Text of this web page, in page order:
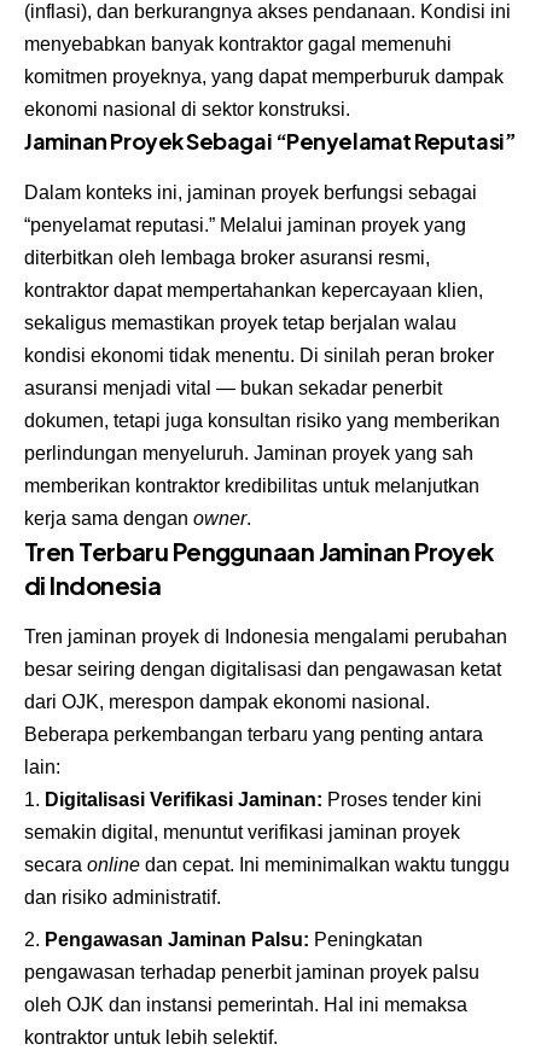
(inflasi), dan berkurangnya akses pendanaan. Kondisi ini
menyebabkan banyak kontraktor gagal memenuhi
komitmen proyeknya, yang dapat memperburuk dampak
ekonomi nasional di sektor konstruksi.
Jaminan Proyek Sebagai “Penyelamat Reputasi”
Dalam konteks ini, jaminan proyek berfungsi sebagai
“penyelamat reputasi.” Melalui jaminan proyek yang
diterbitkan oleh lembaga broker asuransi resmi,
kontraktor dapat mempertahankan kepercayaan klien,
sekaligus memastikan proyek tetap berjalan walau
kondisi ekonomi tidak menentu. Di sinilah peran broker
asuransi menjadi vital — bukan sekadar penerbit
dokumen, tetapi juga konsultan risiko yang memberikan
perlindungan menyeluruh. Jaminan proyek yang sah
memberikan kontraktor kredibilitas untuk melanjutkan
kerja sama dengan owner.
Tren Terbaru Penggunaan Jaminan Proyek
di Indonesia
Tren jaminan proyek di Indonesia mengalami perubahan
besar seiring dengan digitalisasi dan pengawasan ketat
dari OJK, merespon dampak ekonomi nasional.
Beberapa perkembangan terbaru yang penting antara
lain:
Digitalisasi Verifikasi Jaminan: Proses tender kini
semakin digital, menuntut verifikasi jaminan proyek
secara online dan cepat. Ini meminimalkan waktu tunggu
dan risiko administratif.
Pengawasan Jaminan Palsu: Peningkatan
pengawasan terhadap penerbit jaminan proyek palsu
oleh OJK dan instansi pemerintah. Hal ini memaksa
kontraktor untuk lebih selektif.